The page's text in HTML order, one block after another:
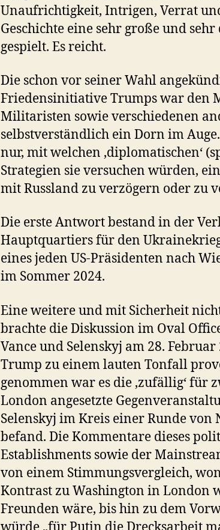
Unaufrichtigkeit, Intrigen, Verrat
Geschichte eine sehr große und
gespielt. Es reicht.
Die schon vor seiner Wahl
Friedensinitiative Trumps war den
Militaristen sowie verschiedenen
selbstverständlich ein Dorn im
nur, mit welchen ‚diplomatischen‘
Strategien sie versuchen würden,
mit Russland zu verzögern oder zu
Die erste Antwort bestand in der
Hauptquartiers für den
eines jeden US-Präsidenten nach
im Sommer 2024.
Eine weitere und mit Sicherheit
brachte die Diskussion im Oval
Vance und Selenskyj am 28.
Trump zu einem lauten Tonfall
genommen war es die ‚zufällig‘ für
London angesetzte
Selenskyj im Kreis einer Runde von
befand. Die Kommentare dieses
Establishments sowie der
von einem Stimmungsvergleich,
Kontrast zu Washington in London
Freunden wäre, bis hin zu dem